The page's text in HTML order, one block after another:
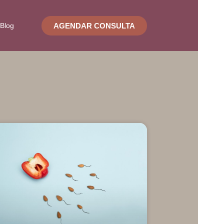
Blog AGENDAR CONSULTA